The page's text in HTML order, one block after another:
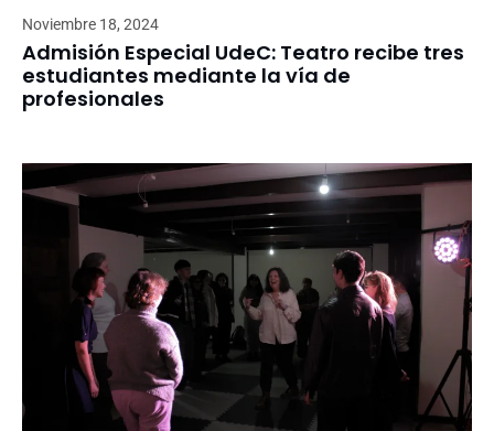
Noviembre 18, 2024
Admisión Especial UdeC: Teatro recibe tres
estudiantes mediante la vía de
profesionales